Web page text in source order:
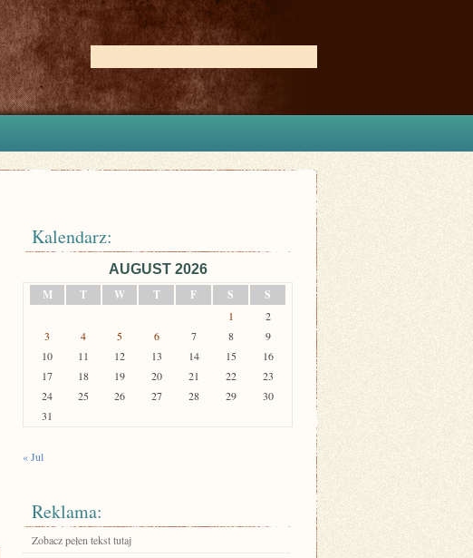
Kalendarz:
AUGUST 2026
M
T W T F S S
1
2
3
4 5 6 7 8
9
10
11 12 13 14 15
16
17
18 19 20 21 22
23
24
25 26 27 28 29
30
31
« Jul
Reklama:
Zobacz pełen tekst tutaj